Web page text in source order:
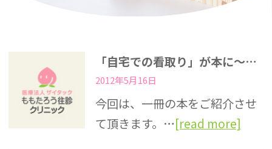
「自宅での看取り」が本に～ご家族の思い～
2012年5月16日
今回は、一冊の本をご紹介させ
て頂きます。…[read more]